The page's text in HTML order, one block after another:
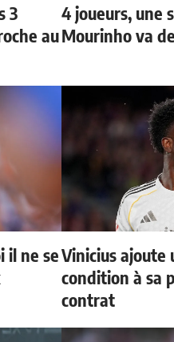
3
au
4 joueurs, une
Mourinho va
il ne seVinicius ajoute
condition à sa
contrat